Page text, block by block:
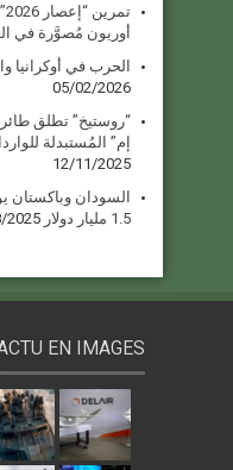
أوريون مُصوَّرة في
الحرب في أوكرانيا
05/02/2026
إم” المُستبدلة
12/11/2025
السودان وباكستان
1.5 مليار دولار
2025
EN IMAGES